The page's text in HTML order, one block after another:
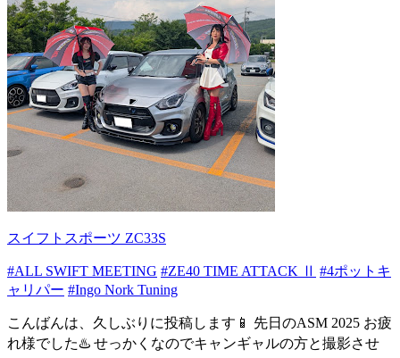
スイフトスポーツ ZC33S
#ALL SWIFT MEETING #ZE40 TIME ATTACK Ⅱ #4ポットキ
ャリパー #Ingo Nork Tuning
こんばんは、久しぶりに投稿します📱 先日のASM 2025 お疲
れ様でした♨️ せっかくなのでキャンギャルの方と撮影させ